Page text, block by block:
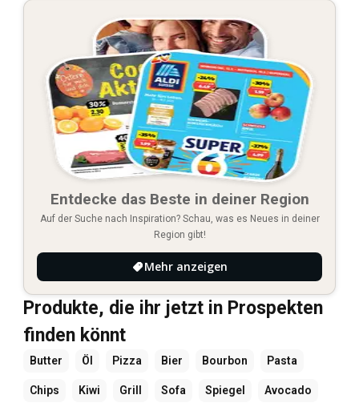
Entdecke das Beste in deiner Region
Auf der Suche nach Inspiration? Schau, was es Neues in deiner
Region gibt!
Mehr anzeigen
Produkte, die ihr jetzt in Prospekten
finden könnt
Butter Öl Pizza Bier Bourbon Pasta
Chips Kiwi Grill Sofa Spiegel Avocado